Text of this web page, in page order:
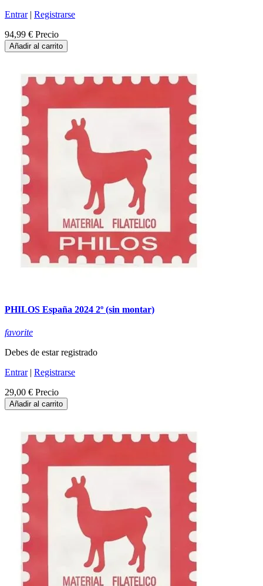
Entrar| Registrarse
94,99 € Precio
Añadir al carrito
PHILOS España 2024 2º (sin montar)
favorite
Debes de estar registrado
Entrar| Registrarse
29,00 € Precio
Añadir al carrito